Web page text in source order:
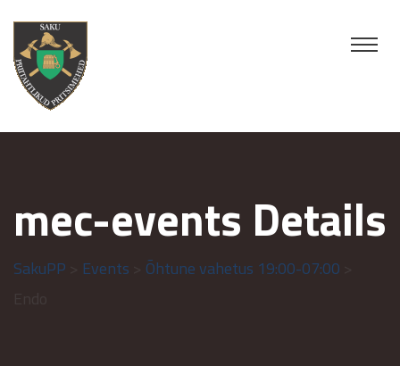
mec-events Details
SakuPP Events Õhtune vahetus 19:00-07:00